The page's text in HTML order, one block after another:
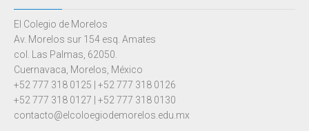
El Colegio de Morelos
Av. Morelos sur 154 esq. Amates
col. Las Palmas, 62050.
Cuernavaca, Morelos, México
+52 777 318 0125 | +52 777 318 0126
+52 777 318 0127 | +52 777 318 0130
contacto@elcoloegiodemorelos.edu.mx